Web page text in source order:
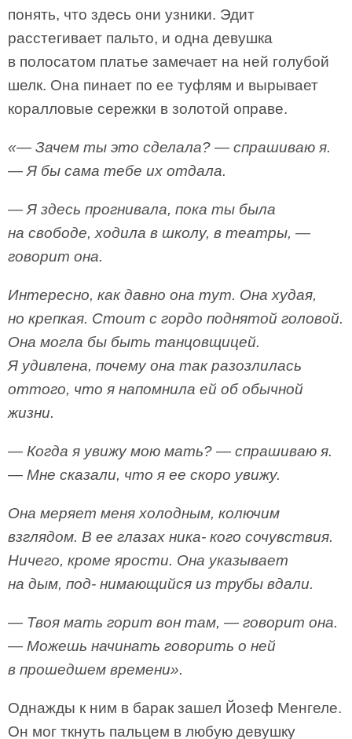
понять, что здесь они узники. Эдит
расстегивает пальто, и одна девушка
в полосатом платье замечает на ней голубой
шелк. Она пинает по ее туфлям и вырывает
коралловые сережки в золотой оправе.
«— Зачем ты это сделала? — спрашиваю я.
— Я бы сама тебе их отдала.
— Я здесь прогнивала, пока ты была
на свободе, ходила в школу, в театры, —
говорит она.
Интересно, как давно она тут. Она худая,
но крепкая. Стоит с гордо поднятой головой.
Она могла бы быть танцовщицей.
Я удивлена, почему она так разозлилась
оттого, что я напомнила ей об обычной
жизни.
— Когда я увижу мою мать? — спрашиваю я.
— Мне сказали, что я ее скоро увижу.
Она меряет меня холодным, колючим
взглядом. В ее глазах ника- кого сочувствия.
Ничего, кроме ярости. Она указывает
на дым, под- нимающийся из трубы вдали.
— Твоя мать горит вон там, — говорит она.
— Можешь начинать говорить о ней
в прошедшем времени».
Однажды к ним в барак зашел Йозеф Менгеле.
Он мог ткнуть пальцем в любую девушку